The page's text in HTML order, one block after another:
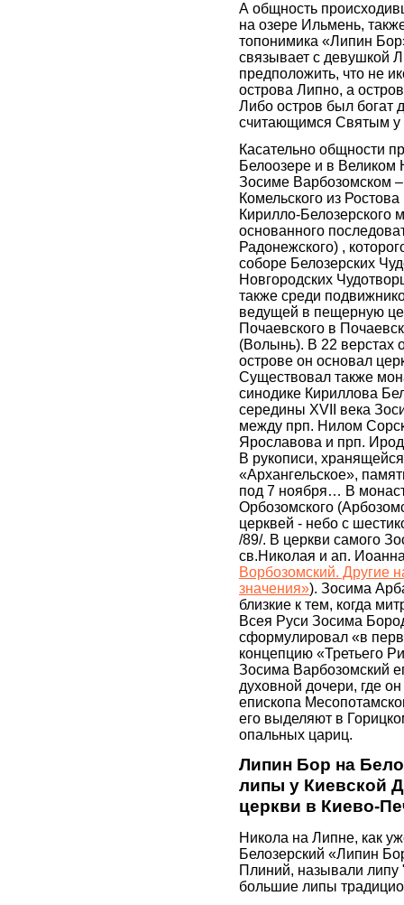
А общность
на озере Ильмень,
топонимика «Липин
связывает с девушкой
предположить, что не
острова Липно, а
Либо остров был богат
считающимся Святым у
Касательно общности
Белоозере и в
Зосиме Варбозомском
Комельского из
Кирилло-Белозерского
основанного
Радонежского) ,
соборе Белозерских
Новгородских
также среди
ведущей в пещерную
Почаевского в
(Волынь). В 22 верстах
острове он основал
Существовал также
синодике Кириллова
середины XVII века
между прп. Нилом
Ярославова и прп.
В рукописи,
«Архангельское»,
под 7 ноября… В
Орбозомского
церквей - небо с
/89/. В церкви самого
св.Николая и ап.
Ворбозомский. Другие
значения»). Зосима
близкие к тем, когда
Всея Руси Зосима
сформулировал «в
концепцию «Третьего
Зосима Варбозомский
духовной дочери, где
епископа
его выделяют в
опальных цариц.
Липин Бор на
липы у Киевской
церкви в Киево-
Никола на Липне, как
Белозерский «Липин
Плиний, называли
большие липы